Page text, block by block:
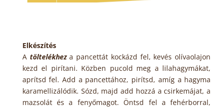
Elkészítés
Atöltelékheza pancettát kockázd fel, kevés olívaolajon
kezd el pirítani. Közben pucold meg a lilahagymákat,
aprítsd fel. Add a pancettához, pirítsd, amíg a hagyma
karamellizálódik. Sózd, majd add hozzá a csirkemájat, a
mazsolát és a fenyőmagot. Öntsd fel a fehérborral,